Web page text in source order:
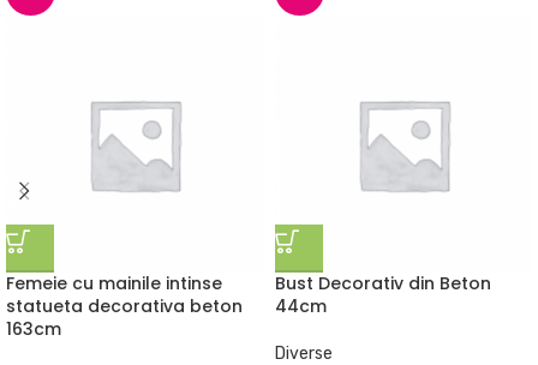
Femeie cu mainile intinse
statueta decorativa beton
163cm
Bust Decorativ din Beton
44cm
Diverse